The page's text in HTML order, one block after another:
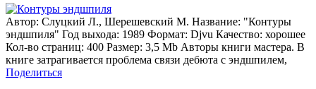
Автор: Слуцкий Л., Шерешевский М. Название: "Контуры
эндшпиля" Год выхода: 1989 Формат: Djvu Качество: хорошее
Кол-во страниц: 400 Размер: 3,5 Mb Авторы книги мастера. В
книге затрагивается проблема связи дебюта с эндшпилем,
Поделиться